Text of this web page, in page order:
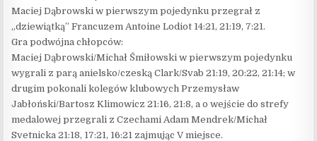
Maciej Dąbrowski w pierwszym pojedynku przegrał z
„dziewiątką” Francuzem Antoine Lodiot 14:21, 21:19, 7:21.
Gra podwójna chłopców:
Maciej Dąbrowski/Michał Śmiłowski w pierwszym pojedynku
wygrali z parą anielsko/czeską Clark/Svab 21:19, 20:22, 21:14; w
drugim pokonali kolegów klubowych Przemysław
Jabłoński/Bartosz Klimowicz 21:16, 21:8, a o wejście do strefy
medalowej przegrali z Czechami Adam Mendrek/Michał
Svetnicka 21:18, 17:21, 16:21 zajmując V miejsce.